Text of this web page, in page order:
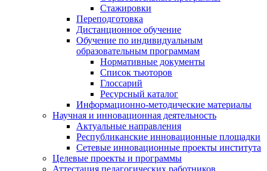
Стажировки
Переподготовка
Дистанционное обучение
Обучение по индивидуальным
образовательным программам
Нормативные документы
Список тьюторов
Глоссарий
Ресурсный каталог
Информационно-методические материалы
Научная и инновационная деятельность
Актуальные направления
Республиканские инновационные площадки
Сетевые инновационные проекты института
Целевые проекты и программы
Аттестация педагогических работников